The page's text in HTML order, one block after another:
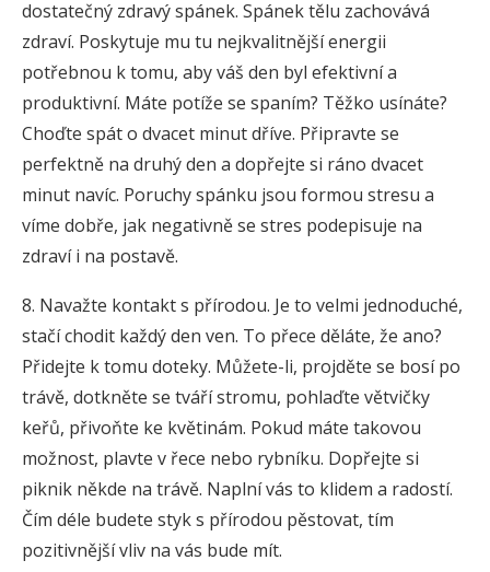
dostatečný zdravý spánek. Spánek tělu zachovává
zdraví. Poskytuje mu tu nejkvalitnější energii
potřebnou k tomu, aby váš den byl efektivní a
produktivní. Máte potíže se spaním? Těžko usínáte?
Choďte spát o dvacet minut dříve. Připravte se
perfektně na druhý den a dopřejte si ráno dvacet
minut navíc. Poruchy spánku jsou formou stresu a
víme dobře, jak negativně se stres podepisuje na
zdraví i na postavě.
8. Navažte kontakt s přírodou. Je to velmi jednoduché,
stačí chodit každý den ven. To přece děláte, že ano?
Přidejte k tomu doteky. Můžete-li, projděte se bosí po
trávě, dotkněte se tváří stromu, pohlaďte větvičky
keřů, přivoňte ke květinám. Pokud máte takovou
možnost, plavte v řece nebo rybníku. Dopřejte si
piknik někde na trávě. Naplní vás to klidem a radostí.
Čím déle budete styk s přírodou pěstovat, tím
pozitivnější vliv na vás bude mít.